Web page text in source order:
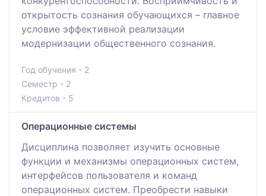
открытость сознания обучающихся – главное
условие эффективной реализации
модернизации общественного сознания.
Год обучения - 2
Семестр - 2
Кредитов - 5
Операционные системы
Дисциплина позволяет изучить основные
функции и механизмы операционных систем,
интерфейсов пользователя и команд
операционных систем. Преобрести навыки